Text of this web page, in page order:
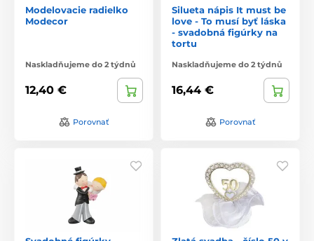
Modelovacie radielko
Modecor
Naskladňujeme do 2 týdnů
12,40 €
Porovnať
Silueta nápis It must be
love - To musí byť láska
- svadobná figúrky na
tortu
Naskladňujeme do 2 týdnů
16,44 €
Porovnať